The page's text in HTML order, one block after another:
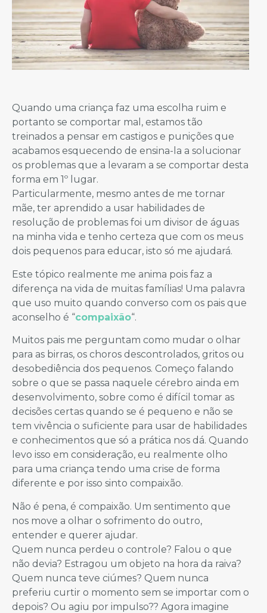
Quando uma criança faz uma escolha ruim e
portanto se comportar mal, estamos tão
treinados a pensar em castigos e punições que
acabamos esquecendo de ensina-la a solucionar
os problemas que a levaram a se comportar desta
forma em 1º lugar.
Particularmente, mesmo antes de me tornar
mãe, ter aprendido a usar habilidades de
resolução de problemas foi um divisor de águas
na minha vida e tenho certeza que com os meus
dois pequenos para educar, isto só me ajudará.
Este tópico realmente me anima pois faz a
diferença na vida de muitas famílias! Uma palavra
que uso muito quando converso com os pais que
aconselho é “compaixão“.
Muitos pais me perguntam como mudar o olhar
para as birras, os choros descontrolados, gritos ou
desobediência dos pequenos. Começo falando
sobre o que se passa naquele cérebro ainda em
desenvolvimento, sobre como é difícil tomar as
decisões certas quando se é pequeno e não se
tem vivência o suficiente para usar de habilidades
e conhecimentos que só a prática nos dá. Quando
levo isso em consideração, eu realmente olho
para uma criança tendo uma crise de forma
diferente e por isso sinto compaixão.
Não é pena, é compaixão. Um sentimento que
nos move a olhar o sofrimento do outro,
entender e querer ajudar.
Quem nunca perdeu o controle? Falou o que
não devia? Estragou um objeto na hora da raiva?
Quem nunca teve ciúmes? Quem nunca
preferiu curtir o momento sem se importar com o
depois? Ou agiu por impulso?? Agora imagine